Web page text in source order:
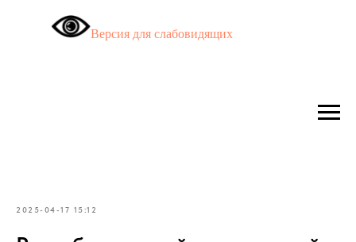
Версия для слабовидящих
2025-04-17 15:12